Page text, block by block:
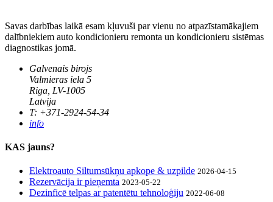
Savas darbības laikā esam kļuvuši par vienu no atpazīstamākajiem
dalībniekiem auto kondicionieru remonta un kondicionieru sistēmas
diagnostikas jomā.
Galvenais birojs
Valmieras iela 5
Riga, LV-1005
Latvija
T: +371-2924-54-34
info
KAS jauns?
Elektroauto Siltumsūkņu apkope & uzpilde 2026-04-15
Rezervācija ir pieņemta 2023-05-22
Dezinficē telpas ar patentētu tehnoloģiju 2022-06-08